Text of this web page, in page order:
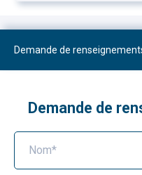
Demande de
Demande de
Nom*